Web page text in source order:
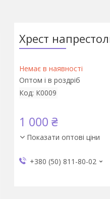
Хрест
Немає в наявності
Оптом і в роздріб
Код: К0009
1 000 ₴
Показати оптові ціни
+380 (50) 811-80-02